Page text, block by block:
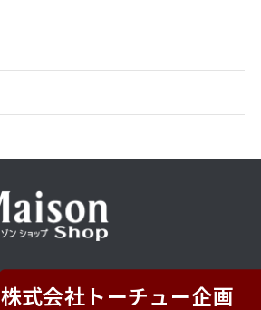
株式会社トーチュー企画